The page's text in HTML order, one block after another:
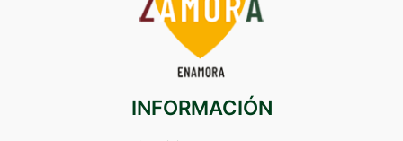
INFORMACIÓN